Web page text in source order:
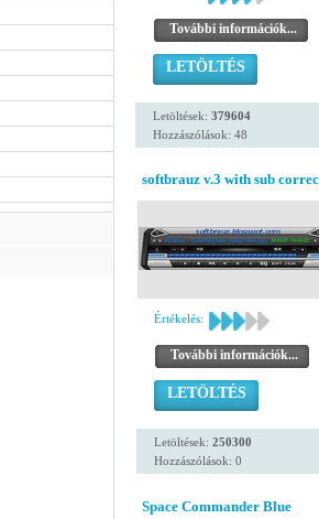
További információk...
LETÖLTÉS
Letöltések: 379604
Hozzászólások: 48
softbrauz v.3 with sub
Értékelés:
További információk...
LETÖLTÉS
Letöltések: 250300
Hozzászólások: 0
Space Commander Blue